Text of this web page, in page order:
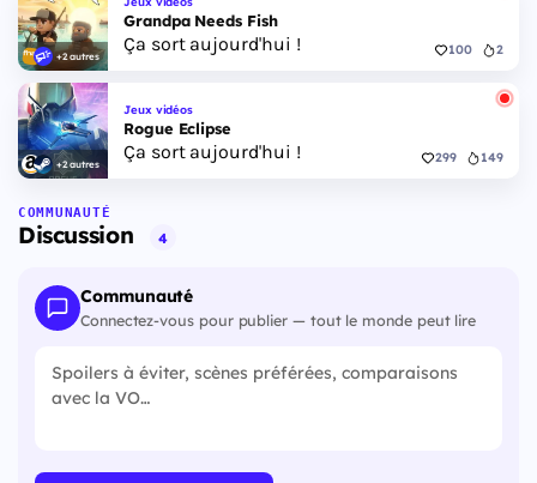
+2 autres
Grandpa Needs Fish
Ça sort aujourd'hui ! 100 2
+2 autres
Jeux vidéos
Rogue Eclipse
Ça sort aujourd'hui ! 299 149
COMMUNAUTÉ
Discussion 4
Communauté
Connectez-vous pour publier — tout le monde peut lire